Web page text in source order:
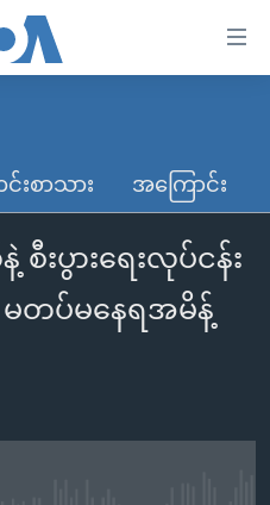
းစာသား အကြောင်း
းပွားရေးလုပ်ငန်း
မတပ်မနေရအမိန့်